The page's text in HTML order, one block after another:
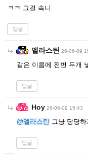
ㅋㅋ 그걸 속니
답글
엘라스틴 26-06-09
같은 이름에 전번 두개
답글
Hoy 26-06-09 15:43
@엘라스틴 그냥 당당
답글